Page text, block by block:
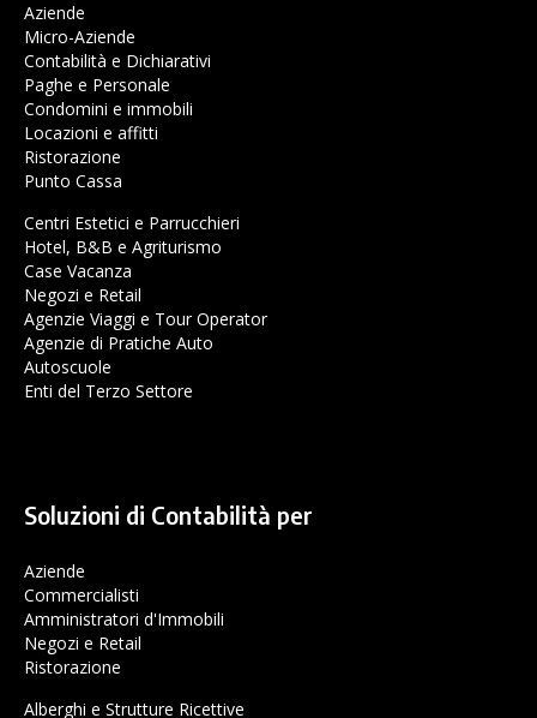
Aziende
Micro-Aziende
Contabilità e Dichiarativi
Paghe e Personale
Condomini e immobili
Locazioni e affitti
Ristorazione
Punto Cassa
Centri Estetici e Parrucchieri
Hotel, B&B e Agriturismo
Case Vacanza
Negozi e Retail
Agenzie Viaggi e Tour Operator
Agenzie di Pratiche Auto
Autoscuole
Enti del Terzo Settore
Soluzioni di Contabilità per
Aziende
Commercialisti
Amministratori d'Immobili
Negozi e Retail
Ristorazione
Alberghi e Strutture Ricettive